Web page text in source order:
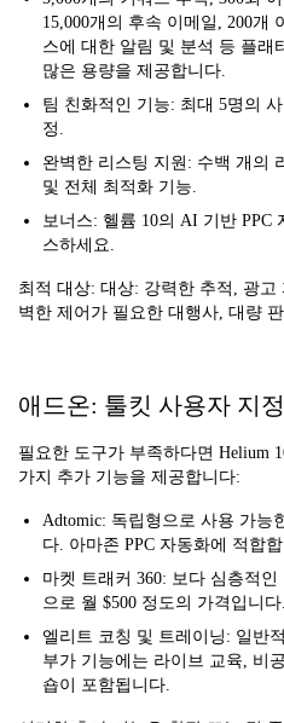
15,000개의 후속 이메일, 200개
스에 대한 알림 및 분석 등 플래
많은 용량을 제공합니다.
팀 친화적인 기능: 최대 5명의
정.
완벽한 리스팅 지원: 수백 개의
및 전체 최적화 기능.
보너스: 헬륨 10의 AI 기반 PPC
스하세요.
최적 대상: 대상: 강력한 추적, 광
벽한 제어가 필요한 대행사, 대량
애드온: 툴킷 사용자 지정
필요한 도구가 부족하다면 Helium
가지 추가 기능을 제공합니다:
Adtomic: 독립형으로 사용 가능
다. 아마존 PPC 자동화에 적합
마켓 트래커 360: 보다 심층적
으로 월 $500 정도의 가격입니다.
엘리트 코칭 및 트레이닝: 일반
부가 기능에는 라이브 교육, 비
숍이 포함됩니다.